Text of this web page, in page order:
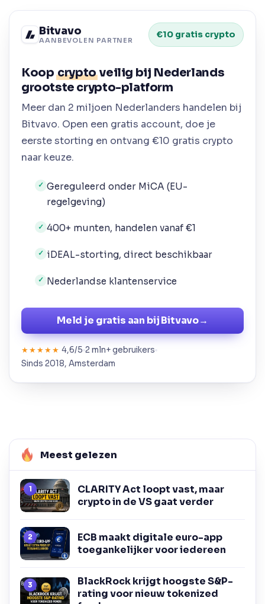
Bitvavo
AANBEVOLEN PARTNER
€10 gratis crypto
Koopcryptoveilig bij Nederlands
grootste crypto-platform
Meer dan 2 miljoen Nederlanders handelen bij
Bitvavo. Open een gratis account, doe je
eerste storting en ontvang €10 gratis crypto
naar keuze.
✓ Gereguleerd onder MiCA (EU-
regelgeving)
✓ 400+ munten, handelen vanaf €1
✓ iDEAL-storting, direct beschikbaar
✓ Nederlandse klantenservice
Meld je gratis aan bij Bitvavo→
★★★★★ 4,6/5 2 mln+ gebruikers
Sinds 2018, Amsterdam
Meest gelezen
CLARITY Act loopt vast, maar
crypto in de VS gaat verder
ECB maakt digitale euro-app
toegankelijker voor iedereen
BlackRock krijgt hoogste S&P-
rating voor nieuw tokenized